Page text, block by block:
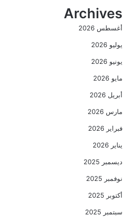
Archives
أغسطس 2026
يوليو 2026
يونيو 2026
مايو 2026
أبريل 2026
مارس 2026
فبراير 2026
يناير 2026
ديسمبر 2025
نوفمبر 2025
أكتوبر 2025
سبتمبر 2025